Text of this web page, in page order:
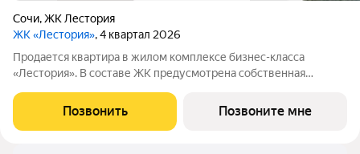
Сочи,ЖК Лестория
ЖК «Лестория», 4 квартал 2026
Продается квартира в жилом комплексе бизнес-класса
«Лестория». В составе ЖК предусмотрена собственная
подогреваемыми бассейнами, что соответствуют стандартам
бизнес-класса. Аквазона объединяет взрослый и
Позвонить Позвоните мне